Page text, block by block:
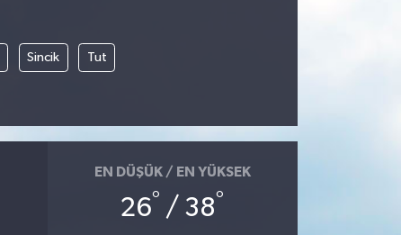
Sincik Tut
EN DÜŞÜK / EN YÜKSEK
26° / 38°